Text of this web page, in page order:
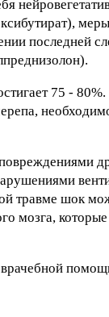
последней
75 - 80%.
травме шок
мозга,